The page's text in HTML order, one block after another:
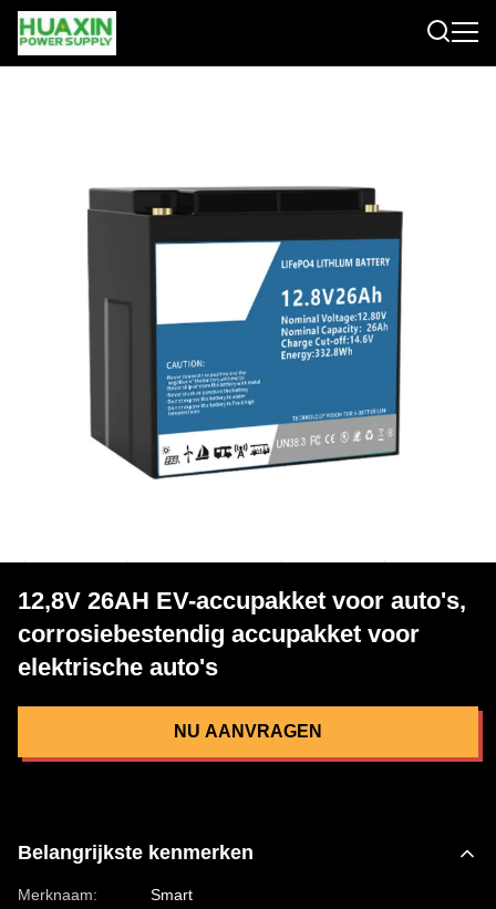
12,8V 26AH EV-accupakket voor auto's,
corrosiebestendig accupakket voor
elektrische auto's
NU AANVRAGEN
Belangrijkste kenmerken
Merknaam:
Smart